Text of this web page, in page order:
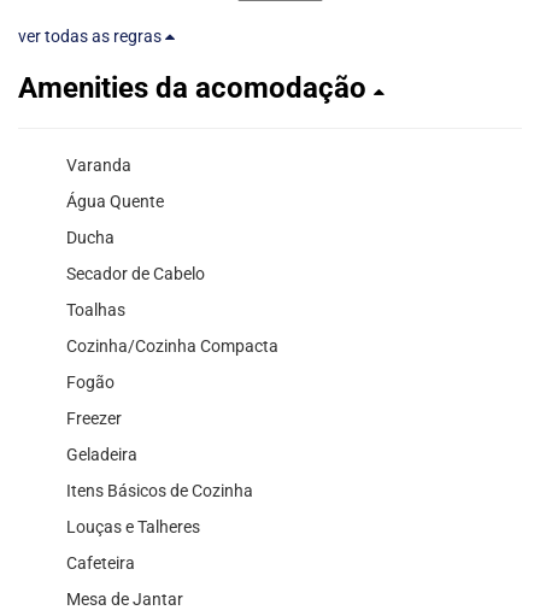
ver todas as regras
Amenities da acomodação
Varanda
Água Quente
Ducha
Secador de Cabelo
Toalhas
Cozinha/Cozinha Compacta
Fogão
Freezer
Geladeira
Itens Básicos de Cozinha
Louças e Talheres
Cafeteira
Mesa de Jantar